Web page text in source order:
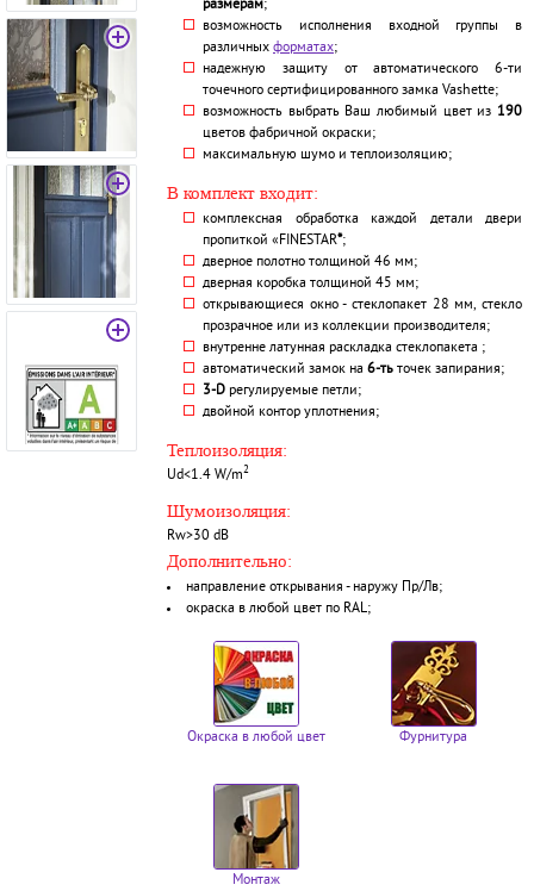
размерам;
возможность исполнения входной группы в
различных форматах;
надежную защиту от автоматического 6-ти
точечного сертифицированного замка Vashette;
возможность выбрать Ваш любимый цвет из 190
цветов фабричной окраски;
максимальную шумо и теплоизоляцию;
В комплект входит:
комплексная обработка каждой детали двери
пропиткой «FINESTAR*;
дверное полотно толщиной 46 мм;
дверная коробка толщиной 45 мм;
открывающиеся окно - стеклопакет 28 мм, стекло
прозрачное или из коллекции производителя;
внутренне латунная раскладка стеклопакета ;
автоматический замок на 6-ть точек запирания;
3-D регулируемые петли;
двойной контор уплотнения;
Теплоизоляция:
Ud<1.4 W/m2
Шумоизоляция:
Rw>30 dB
Дополнительно:
направление открывания - наружу Пр/Лв;
окраска в любой цвет по RAL;
Окраска в любой цвет Фурнитура
Монтаж